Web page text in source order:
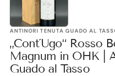
ANTINORI TENUTA GUADO AL
„Cont´Ugo“ Rosso
Magnum in OHK |
Guado al Tasso